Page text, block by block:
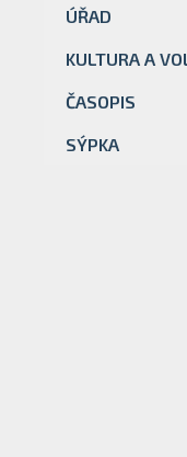
ÚŘAD
KULTURA A
ČASOPIS
SÝPKA